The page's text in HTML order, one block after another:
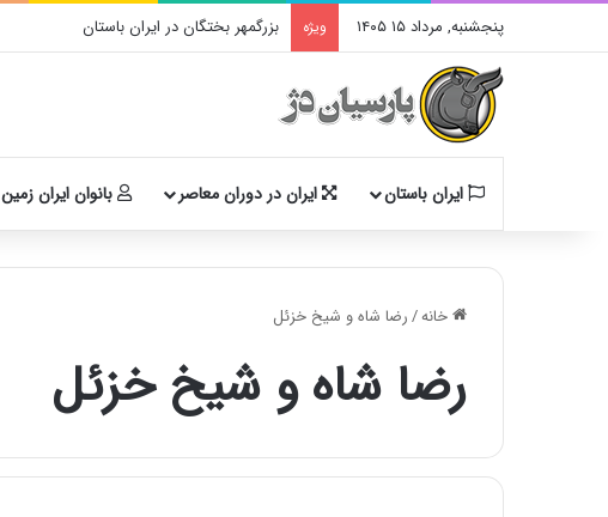
پنجشنبه, مرداد ۱۵ ۱۴۰۵ ویژه بزرگمهر بختگان در ایران باستان
ایران باستان ایران در دوران معاصر بانوان ایران زمین
خانه/رضا شاه و شیخ خزئل
رضا شاه و شیخ خزئل